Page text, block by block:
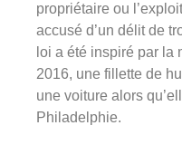
propriétaire ou
accusé d’un délit de
loi a été inspiré par la
2016, une fillette de
une voiture alors
Philadelphie.